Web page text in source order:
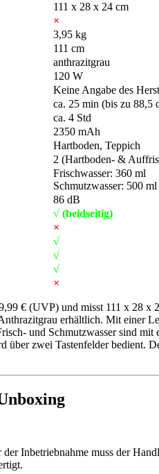
111 x 28 x 24 cm
×
3,95 kg
111 cm
anthrazitgrau
120 W
Keine Angabe des
ca. 25 min (bis zu 88,5
ca. 4 Std
2350 mAh
Hartboden, Teppich
2 (Hartboden- &
Frischwasser: 360 ml
Schmutzwasser: 500 ml
86 dB
√ (beidseitig)
×
√
√
√
×
€ (UVP) und misst 111 x 28
erhältlich. Mit einer
und Schmutzwasser sind
über zwei Tastenfelder
Inbetriebnahme muss der